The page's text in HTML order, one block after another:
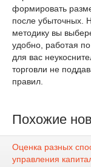
формировать
после убыточных.
методику вы
удобно, работая
для вас
торговли не
правил.
Похожие
Оценка разных
управления